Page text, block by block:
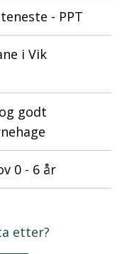
- PPT
i Vik
godt
0 - 6 år
etter?